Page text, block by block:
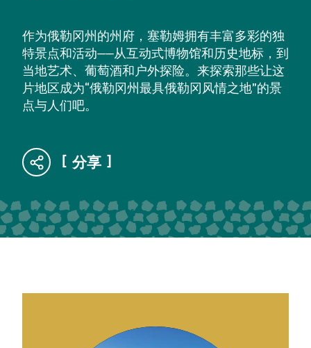
作为俄勒冈州的州府，塞勒姆拥有丰富多彩的独
特景点和活动——从互动式博物馆和历史地标，到
当地艺术、葡萄酒和户外探险。来探索那些让这
片地区成为“俄勒冈州最具俄勒冈风情之地”的景
点与人们吧。
分享